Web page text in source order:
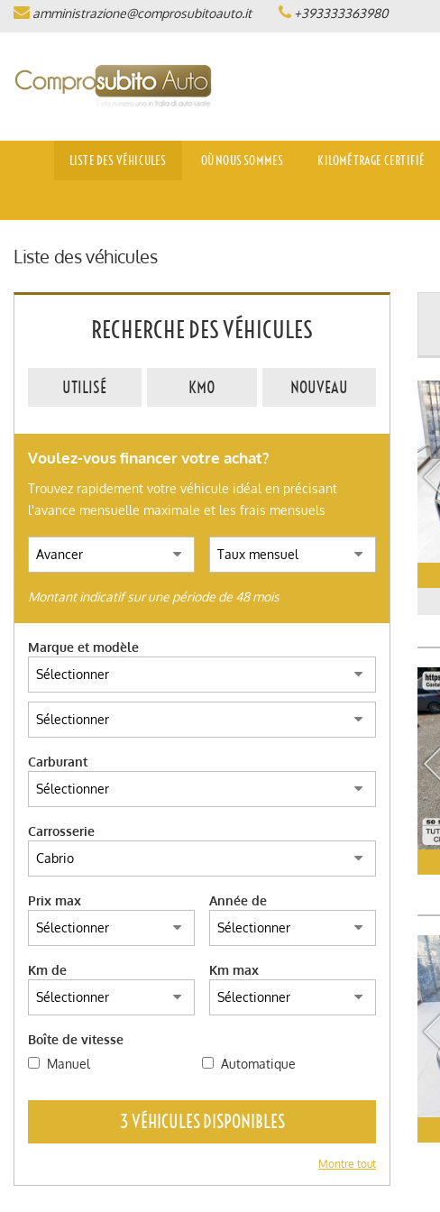
OÙ NOUS SOMMES
(ITALIANO) CONSEGNA A
ORDINAZIONE
HOME
NOUS ACHETONS D’OCCASION
TROUVEZ VOTRE VOITURE
ITALIANO
ENGLISH
amministrazione@comprosubitoauto.it +393333363980
LISTE DES VÉHICULES OÙ NOUS SOMMES KILOMÉTRAGE CERTIFIÉ
Liste des véhicules
RECHERCHE DES VÉHICULES
UTILISÉ KM0 NOUVEAU
Voulez-vous financer votre achat?
Trouvez rapidement votre véhicule idéal en précisant
l'avance mensuelle maximale et les frais mensuels
Montant indicatif sur une période de 48 mois
Marque et modèle
Carburant
Carrosserie
Prix max Année de
Km de Km max
Boîte de vitesse
Manuel
Automatique
3 VÉHICULES DISPONIBLES
Montre tout